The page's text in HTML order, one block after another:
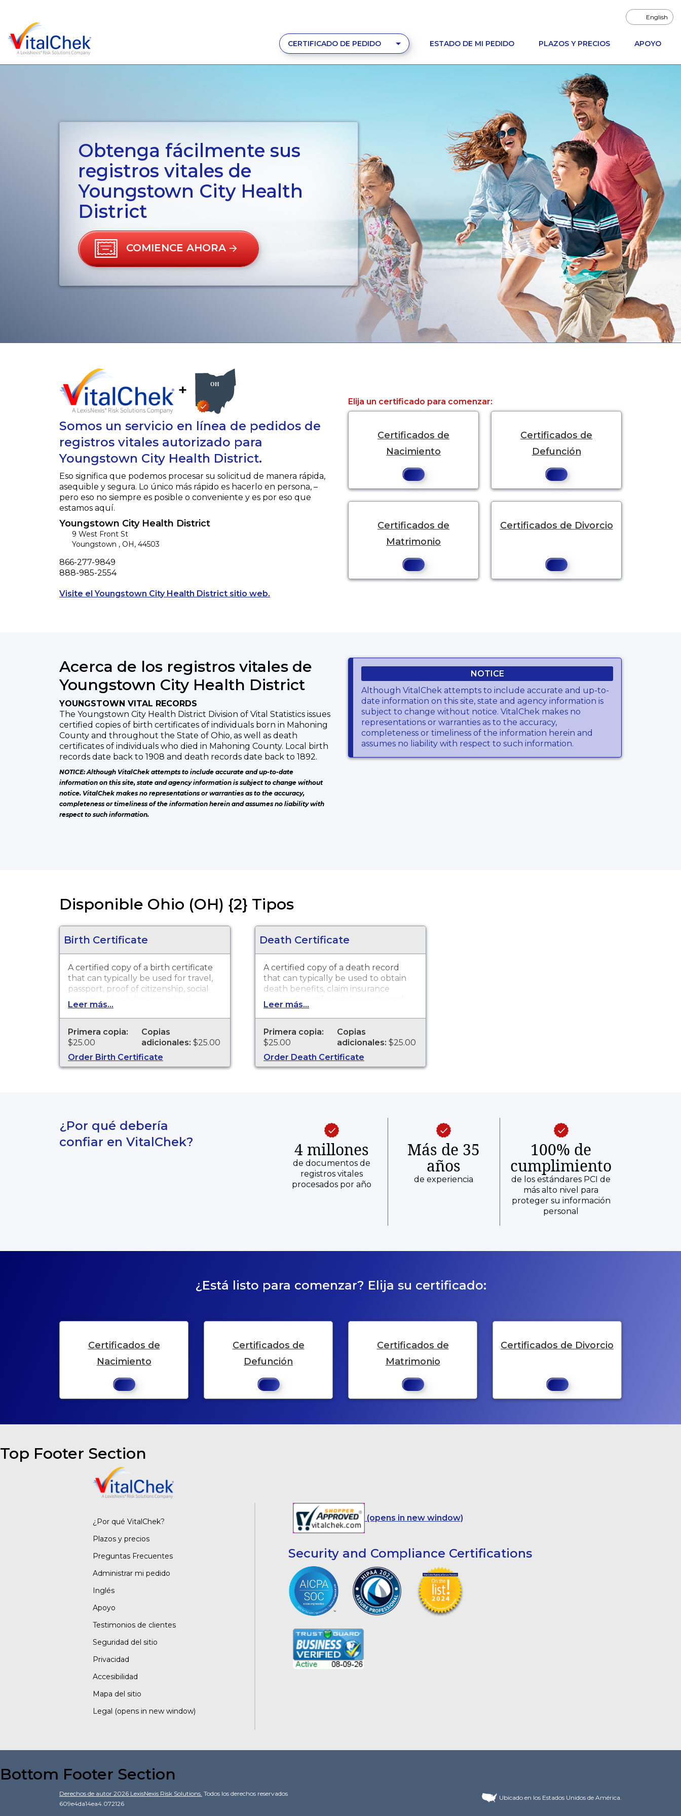
English
CERTIFICADO DE PEDIDO ESTADO DE MI PEDIDO PLAZOS Y PRECIOS APOYO
Obtenga fácilmente sus
registros vitales de
Youngstown City Health
District
COMIENCE AHORA
+
Somos un servicio en línea de pedidos de
registros vitales autorizado para
Youngstown City Health District.
Eso significa que podemos procesar su solicitud de manera rápida,
asequible y segura. Lo único más rápido es hacerlo en persona, –
pero eso no siempre es posible o conveniente y es por eso que
estamos aquí.
Youngstown City Health District
9 West Front St
Youngstown , OH, 44503
Phone
866-277-9849
Fax
888-985-2554
Visite el Youngstown City Health District sitio web.
Elija un certificado para comenzar:
Certificados de
Nacimiento
Certificados de
Defunción
Certificados de
Matrimonio
Certificados de Divorcio
Acerca de los registros vitales de
Youngstown City Health District
YOUNGSTOWN VITAL RECORDS
The Youngstown City Health District Division of Vital Statistics issues
certified copies of birth certificates of individuals born in Mahoning
County and throughout the State of Ohio, as well as death
certificates of individuals who died in Mahoning County. Local birth
records date back to 1908 and death records date back to 1892.
NOTICE: Although VitalChek attempts to include accurate and up-to-date
information on this site, state and agency information is subject to change without
notice. VitalChek makes no representations or warranties as to the accuracy,
completeness or timeliness of the information herein and assumes no liability with
respect to such information.
NOTICE
Although VitalChek attempts to include accurate and up-to-
date information on this site, state and agency information is
subject to change without notice. VitalChek makes no
representations or warranties as to the accuracy,
completeness or timeliness of the information herein and
assumes no liability with respect to such information.
Disponible Ohio (OH) {2} Tipos
Birth Certificate
A certified copy of a birth certificate
that can typically be used for travel,
passport, proof of citizenship, social
security, driver's license, school
registration, personal identification
and other legal purposes. Birth
Certificates are available for events
that occurred in Mahoning County
from 1908 to present.
Leer más...
Primera copia:
$25.00
Copias
adicionales: $25.00
Order Birth Certificate
Death Certificate
A certified copy of a death record
that can typically be used to obtain
death benefits, claim insurance
proceeds, notify social security and
other legal purposes. Death
Certificates are available for events
that occurred in Mahoning County
from 1892 to present.
Leer más...
Primera copia:
$25.00
Copias
adicionales: $25.00
Order Death Certificate
¿Por qué debería
confiar en VitalChek?
4 millones
de documentos de
registros vitales
procesados por año
Más de 35
años
de experiencia
100% de
cumplimiento
de los estándares PCI de
más alto nivel para
proteger su información
personal
¿Está listo para comenzar? Elija su certificado:
Certificados de
Nacimiento
Certificados de
Defunción
Certificados de
Matrimonio
Certificados de Divorcio
Top Footer Section
¿Por qué VitalChek?
Plazos y precios
Preguntas Frecuentes
Administrar mi pedido
Inglés
Apoyo
Testimonios de clientes
Seguridad del sitio
Privacidad
Accesibilidad
Mapa del sitio
Legal (opens in new window)
(opens in new window)
Security and Compliance Certifications
Bottom Footer Section
Derechos de autor 2026 LexisNexis Risk Solutions. Todos los derechos reservados
609e4da14ea4.072126
Ubicado en los Estados Unidos de América.